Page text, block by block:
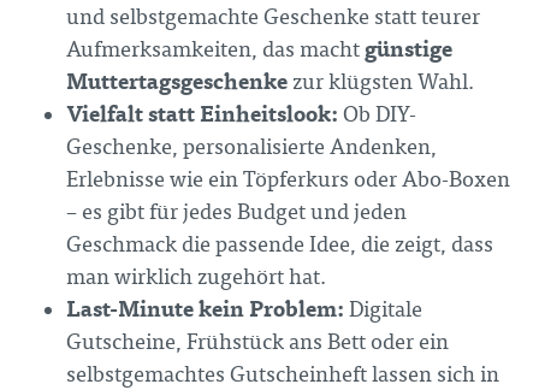
und selbstgemachte Geschenke statt teurer
Aufmerksamkeiten, das machtgünstige
Muttertagsgeschenke zur klügsten Wahl.
Vielfalt statt Einheitslook: Ob DIY-
Geschenke, personalisierte Andenken,
Erlebnisse wie ein Töpferkurs oder Abo-Boxen
– es gibt für jedes Budget und jeden
Geschmack die passende Idee, die zeigt, dass
man wirklich zugehört hat.
Last-Minute kein Problem: Digitale
Gutscheine, Frühstück ans Bett oder ein
selbstgemachtes Gutscheinheft lassen sich in